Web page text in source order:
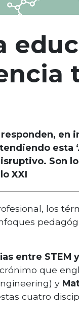
responden,
esta
Son
XXI
los
entre STEM y
que
y
cuatro